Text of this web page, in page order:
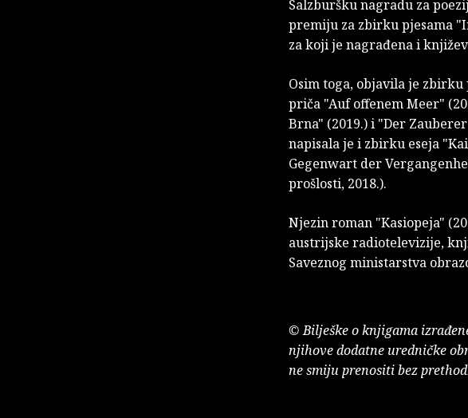
Salzburšku nagradu za
premiju za zbirku pjesama
za koji je nagrađena i
Osim toga, objavila je
priča "Auf offenem Meer"
Brna" (2019.) i "Der
napisala je i zbirku eseja
Gegenwart der
prošlosti, 2018.).
Njezin roman "Kasiopeja"
austrijske radiotelevizije,
Saveznog ministarstva
© Bilješke o knjigama
njihove dodatne uredničke
ne smiju prenositi bez